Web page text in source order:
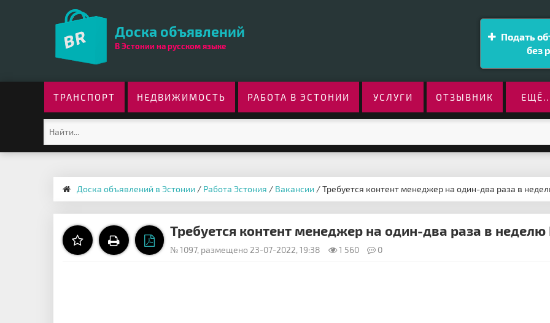
Доска объявлений
В Эстонии на русском языке
Подать
без
ТРАНСПОРТ НЕДВИЖИМОСТЬ РАБОТА В ЭСТОНИИ УСЛУГИ ОТЗЫВНИК
Доска объявлений в Эстонии / Работа Эстония / Вакансии / Требуется контент менеджер на один-два раза в
Требуется контент менеджер на один-два раза в
№ 1097, размещено 23-07-2022, 19:38 1 560 0